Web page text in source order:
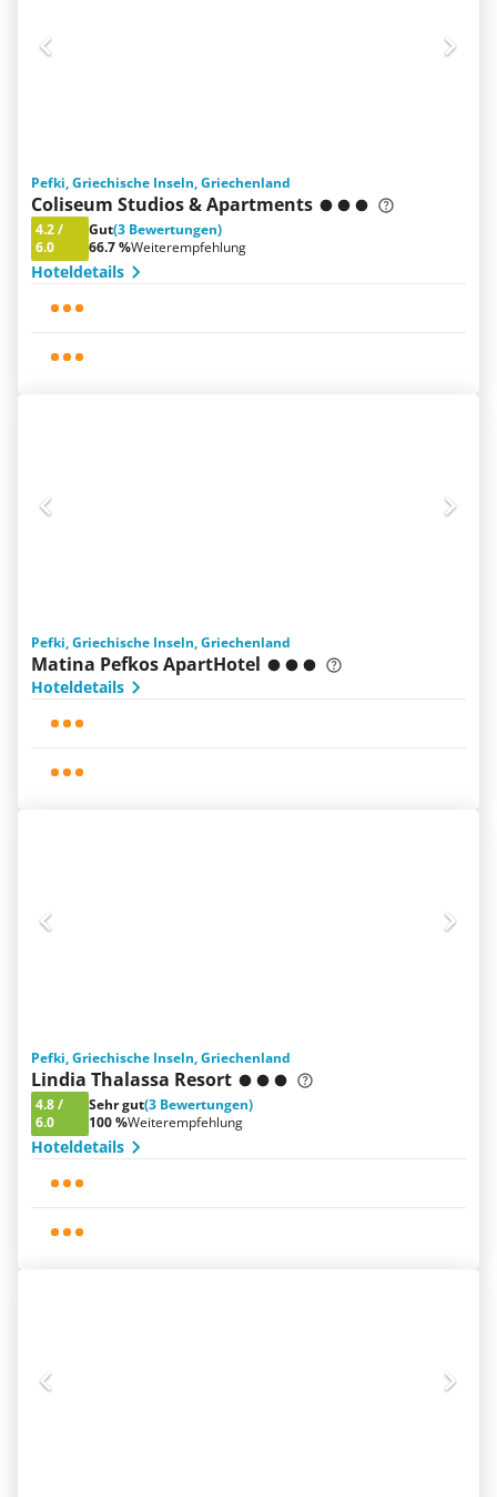
Pefki, Griechische Inseln, Griechenland
Coliseum Studios & Apartments
4.2/
6.0
Gut(3 Bewertungen)
66.7 %Weiterempfehlung
Hoteldetails
Pefki, Griechische Inseln, Griechenland
Matina Pefkos ApartHotel
Hoteldetails
Pefki, Griechische Inseln, Griechenland
Lindia Thalassa Resort
4.8/
6.0
Sehr gut(3 Bewertungen)
100 %Weiterempfehlung
Hoteldetails